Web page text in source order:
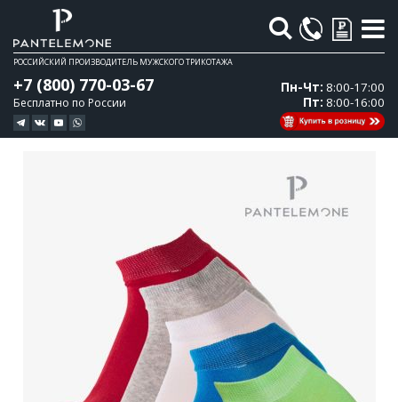
Поиск
РОССИЙСКИЙ ПРОИЗВОДИТЕЛЬ МУЖСКОГО ТРИКОТАЖА
+7 (800) 770-03-67
Бесплатно по России
Пн-Чт: 8:00-17:00
Пт: 8:00-16:00